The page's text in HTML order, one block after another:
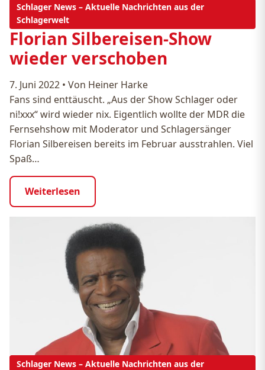
Schlager News – Aktuelle Nachrichten aus der
Schlagerwelt
Florian Silbereisen-Show
wieder verschoben
7. Juni 2022 • Von Heiner Harke
Fans sind enttäuscht. „Aus der Show Schlager oder
ni!xxx“ wird wieder nix. Eigentlich wollte der MDR die
Fernsehshow mit Moderator und Schlagersänger
Florian Silbereisen bereits im Februar ausstrahlen. Viel
Spaß…
Weiterlesen
Schlager News – Aktuelle Nachrichten aus der